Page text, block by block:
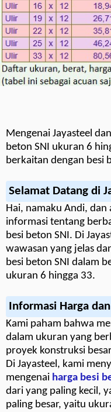
Mengenai Jayasteel
beton SNI ukuran 6
berkaitan dengan besi
Selamat Datang di
Hai, namaku Andi, dan
informasi tentang
besi beton SNI. Di
wawasan yang jelas
besi beton SNI dalam
ukuran 6 hingga 33.
Informasi Harga
Kami paham bahwa
dalam ukuran yang
proyek konstruksi
Di Jayasteel, kami
mengenai harga besi
dari yang paling kecil,
paling besar, yaitu